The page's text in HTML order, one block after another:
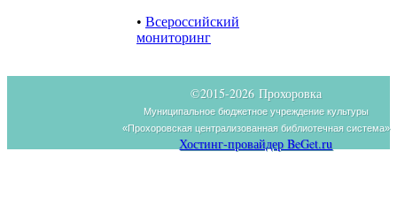
• Всероссийский
мониторинг
©2015-2026 Прохоровка
Муниципальное бюджетное учреждение культуры
«Прохоровская централизованная библиотечная система»
Хостинг-провайдер BeGet.ru